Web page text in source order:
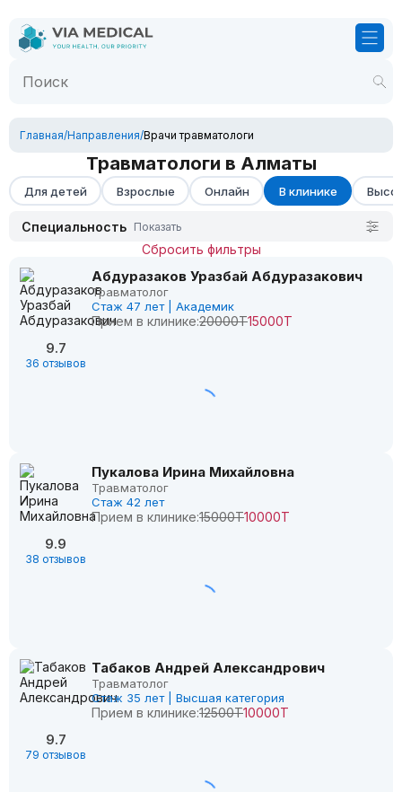
Главная/Направления/Врачи травматологи
Травматологи в Алматы
Для детей Взрослые Онлайн В клинике
Специальность Показать
Сбросить фильтры
9.7
36 отзывов
Абдуразаков Уразбай Абдуразакович
Травматолог
Стаж 47 лет | Академик
Прием в клинике:20000Т15000Т
9.9
38 отзывов
Пукалова Ирина Михайловна
Травматолог
Стаж 42 лет
Прием в клинике:15000Т10000Т
9.7
79 отзывов
Табаков Андрей Александрович
Травматолог
Стаж 35 лет | Высшая категория
Прием в клинике:12500Т10000Т